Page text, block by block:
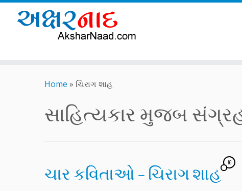
Home » ચિરાગ શાહ
સાહિત્યકાર મુજબ
ચાર કવિતાઓ – ચિરાગ શાહ
16